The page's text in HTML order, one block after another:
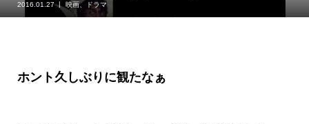
2016.01.27 映画、ドラマ
ホント久しぶりに観たなぁ